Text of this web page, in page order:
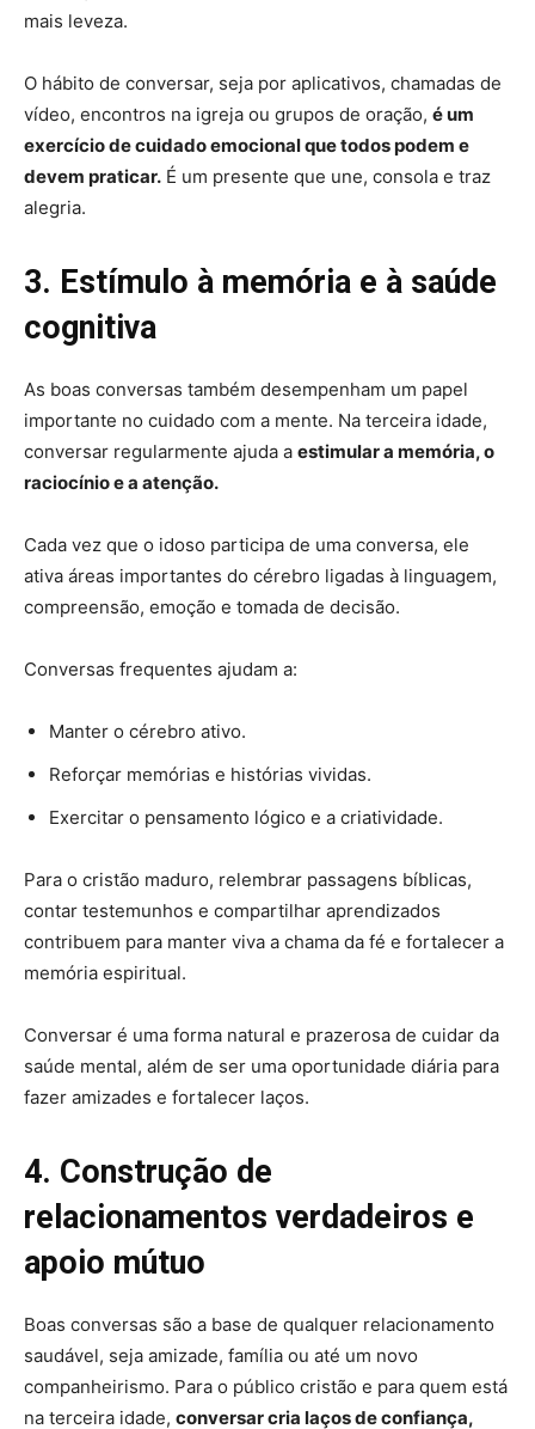
mais leveza.
O hábito de conversar, seja por aplicativos, chamadas de
vídeo, encontros na igreja ou grupos de oração, é um
exercício de cuidado emocional que todos podem e
devem praticar. É um presente que une, consola e traz
alegria.
3. Estímulo à memória e à saúde
cognitiva
As boas conversas também desempenham um papel
importante no cuidado com a mente. Na terceira idade,
conversar regularmente ajuda a estimular a memória, o
raciocínio e a atenção.
Cada vez que o idoso participa de uma conversa, ele
ativa áreas importantes do cérebro ligadas à linguagem,
compreensão, emoção e tomada de decisão.
Conversas frequentes ajudam a:
Manter o cérebro ativo.
Reforçar memórias e histórias vividas.
Exercitar o pensamento lógico e a criatividade.
Para o cristão maduro, relembrar passagens bíblicas,
contar testemunhos e compartilhar aprendizados
contribuem para manter viva a chama da fé e fortalecer a
memória espiritual.
Conversar é uma forma natural e prazerosa de cuidar da
saúde mental, além de ser uma oportunidade diária para
fazer amizades e fortalecer laços.
4. Construção de
relacionamentos verdadeiros e
apoio mútuo
Boas conversas são a base de qualquer relacionamento
saudável, seja amizade, família ou até um novo
companheirismo. Para o público cristão e para quem está
na terceira idade, conversar cria laços de confiança,